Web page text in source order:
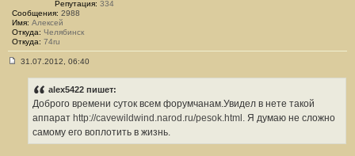
Репутация: 334
Сообщения: 2988
Имя: Алексей
Откуда: Челябинск
Откуда: 74ru
31.07.2012, 06:40
alex5422 пишет:
Доброго времени суток всем форумчанам.Увидел в нете такой
аппарат http://cavewildwind.narod.ru/pesok.html. Я думаю не сложно
самому его воплотить в жизнь.